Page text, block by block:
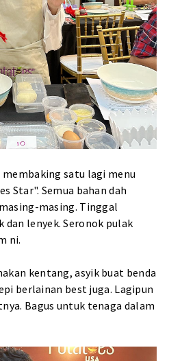
satu lagi menu
Star". Semua bahan dah
masing. Tinggal
dan lenyek. Seronok pulak
ni.
kentang, asyik buat benda
berlainan best juga. Lagipun
Bagus untuk tenaga dalam